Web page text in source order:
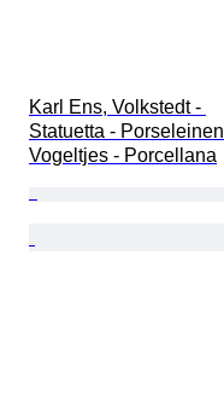
Karl Ens, Volkstedt -
Statuetta - Porseleinen
Vogeltjes - Porcellana